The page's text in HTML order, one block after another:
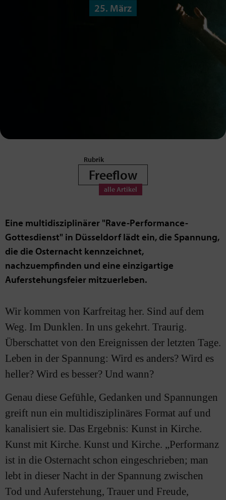
25. März
Freeflow
Eine multidisziplinärer "Rave-Performance-
Gottesdienst" in Düsseldorf lädt ein, die Spannung,
die die Osternacht kennzeichnet,
nachzuempfinden und eine einzigartige
Auferstehungsfeier mitzuerleben.
Wir kommen von Karfreitag her. Sind auf dem
Weg. Im Dunklen. In uns gekehrt. Traurig.
Überschattet von den Ereignissen der letzten Tage.
Leben in der Spannung: Wird es anders? Wird es
heller? Wird es besser? Und wann?
Genau diese Gefühle, Gedanken und Spannungen
greift nun ein multidisziplinäres Format auf und
kanalisiert sie. Das Ergebnis: Kunst in Kirche.
Kunst mit Kirche. Kunst und Kirche. „Performanz
ist in die Osternacht schon eingeschrieben; man
lebt in dieser Nacht in der Spannung zwischen
Tod und Auferstehung, Trauer und Freude,